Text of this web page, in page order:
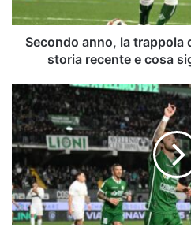
la
storia
recente
cosa
significa
per
l’Avellino
Secondo anno, la trappola
storia recente e cosa
Missori
ai
saluti,
rientra
Sassuolo:
l'emozionante
post
su